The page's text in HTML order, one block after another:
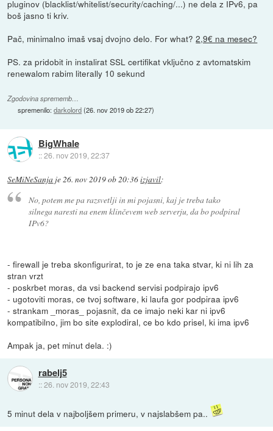
pluginov (blacklist/whitelist/security/caching/...) ne dela z IPv6, pa
boš jasno ti kriv.
Pač, minimalno imaš vsaj dvojno delo. For what?2,9€ na mesec?
PS. za pridobit in instalirat SSL certifikat vključno z avtomatskim
renewalom rabim literally 10 sekund
Zgodovina sprememb…
spremenilo:darkolord(26. nov 2019 ob 22:27)
BigWhale
::26. nov 2019, 22:37
SeMiNeSanja je26. nov 2019 ob 20:36izjavil:
No, potem me pa razsvetlji in mi pojasni, kaj je treba tako
silnega naresti na enem klinčevem web serverju, da bo podpiral
IPv6?
- firewall je treba skonfigurirat, to je ze ena taka stvar, ki ni lih za
stran vrzt
- poskrbet moras, da vsi backend servisi podpirajo ipv6
- ugotoviti moras, ce tvoj software, ki laufa gor podpiraa ipv6
- strankam _moras_ pojasnit, da ce imajo neki kar ni ipv6
kompatibilno, jim bo site explodiral, ce bo kdo prisel, ki ima ipv6
Ampak ja, pet minut dela. :)
rabelj5
::26. nov 2019, 22:43
5 minut dela v najboljšem primeru, v najslabšem pa..